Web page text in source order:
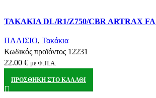
Quick view
ΤΑΚΑΚΙΑ DL/R1/Z750/CBR ARTRAX
ΠΛΑΙΣΙΟ, Τακάκια
Κωδικός προϊόντος 12231
22.00 € με Φ.Π.Α.
ΠΡΟΣΘΉΚΗ ΣΤΟ ΚΑΛΆΘΙ